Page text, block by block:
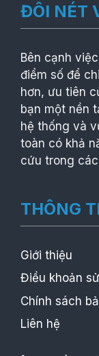
ĐÔI NÉT
Bên cạnh
điểm số để
hơn, ưu tiên
bạn một nền
hệ thống và
toàn có khả
cứu trong
THÔNG
Giới thiệu
Điều khoản
Chính sách
Liên hệ